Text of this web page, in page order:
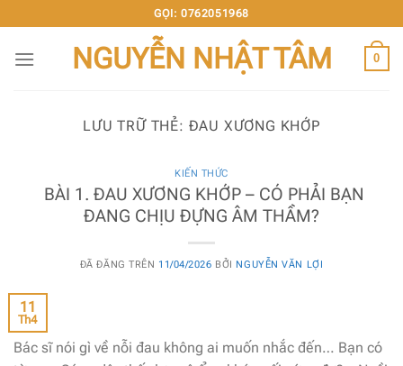
đến
nội
GỌI: 0762051968
NGUYỄN NHẬT TÂM 0
LƯU TRỮ THẺ: ĐAU XƯƠNG KHỚP
KIẾN THỨC
BÀI 1. ĐAU XƯƠNG KHỚP – CÓ PHẢI BẠN
ĐANG CHỊU ĐỰNG ÂM THẦM?
ĐÃ ĐĂNG TRÊN 11/04/2026 BỞI NGUYỄN VĂN LỢI
11
Th4
Bác sĩ nói gì về nỗi đau không ai muốn nhắc đến… Bạn có